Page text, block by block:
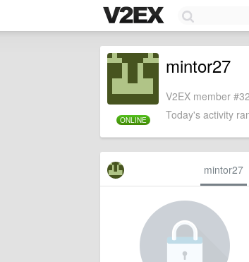
ONLINE
mintor27
V2EX member
Today's activity
mintor27